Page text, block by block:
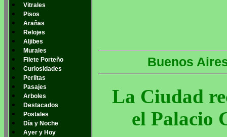
Vitrales
Pisos
Arañas
Relojes
Aljibes
Murales
Filete Porteño
Curiosidades
Perlitas
Pasajes
Arboles
Destacados
Postales
Día y Noche
Ayer y Hoy
Buenos
La Ciudad
el Palacio